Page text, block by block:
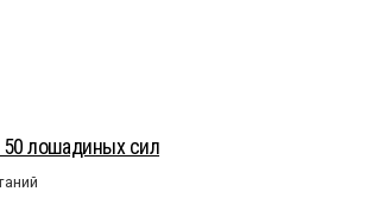
50 лошадиных сил